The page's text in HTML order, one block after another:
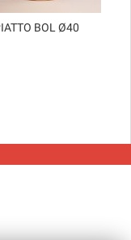
BOL Ø40